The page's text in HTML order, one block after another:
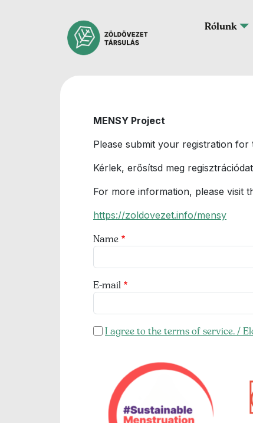
Fő navigáció
Rólunk
MENSY Project
Please submit your registration for
Kérlek, erősítsd meg
For more information, please visit
https://zoldovezet.info/mensy
Name
E-mail
I agree to the terms of service. /